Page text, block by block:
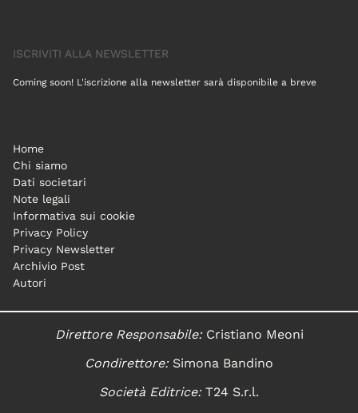
ISCRIVITI ALLA NEWSLETTER
Coming soon! L'iscrizione alla newsletter sarà disponibile a breve
Home
Chi siamo
Dati societari
Note legali
Informativa sui cookie
Privacy Policy
Privacy Newsletter
Archivio Post
Autori
Direttore Responsabile:Cristiano Meoni
Condirettore:Simona Bandino
Società Editrice:T24 S.r.l.